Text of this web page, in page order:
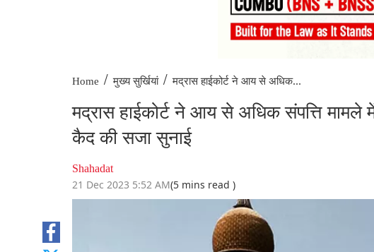
Home / मुख्य सुर्खियां / मद्रास हाईकोर्ट ने आय से अधिक...
मद्रास हाईकोर्ट ने आय से अधिक संपत्ति मामले
कैद की सजा सुनाई
Shahadat
21 Dec 2023 5:52 AM(5 mins read )